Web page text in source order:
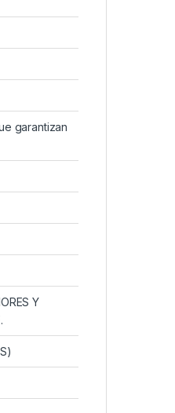
garantizan
Y